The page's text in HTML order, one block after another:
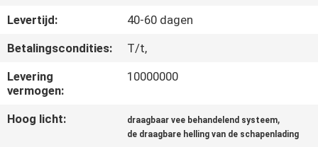
OM
EEN
CITAAT
SITEMAP
Levertijd:
40-60 dagen
Betalingscondities:
T/t,
Levering
vermogen:
10000000
Hoog licht: draagbaar vee behandelend systeem,
de draagbare helling van de schapenlading